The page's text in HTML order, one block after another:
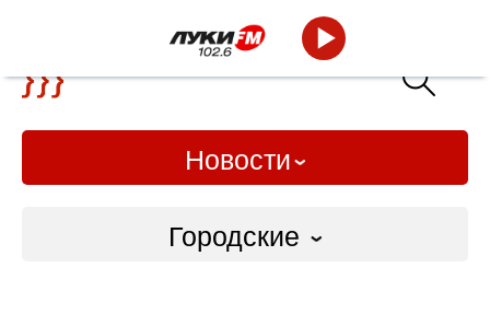
Новости
Городские